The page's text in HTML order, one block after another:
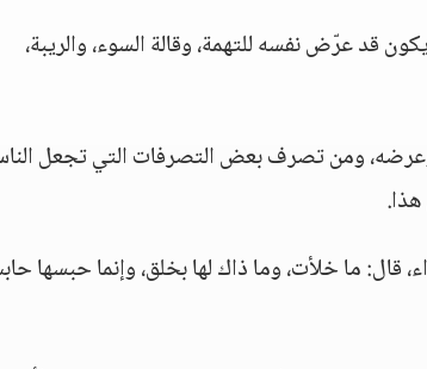
قد عرّض نفسه للتهمة، وقالة السوء، والريبة،
ومن تصرف بعض التصرفات التي تجعل
قال: ما خلأت، وما ذاك لها بخلق، وإنما حبسها